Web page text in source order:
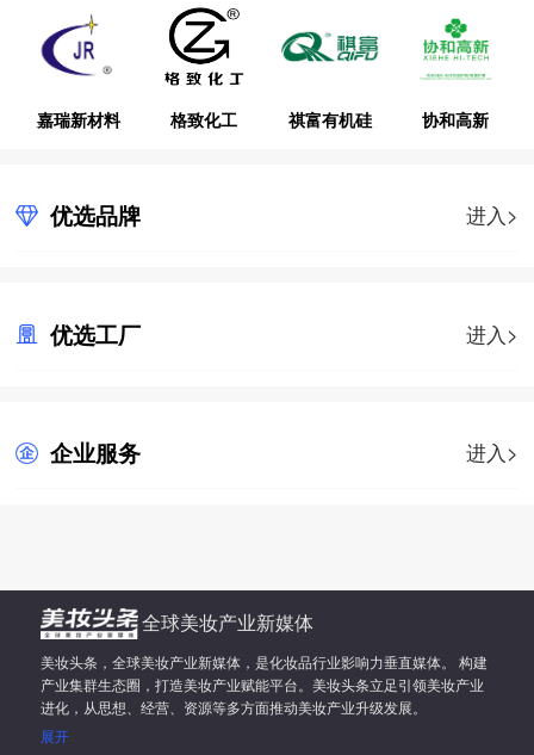
嘉瑞新材料 格致化工 祺富有机硅 协和高新
优选品牌 进入>
优选工厂 进入>
企业服务 进入>
全球美妆产业新媒体
美妆头条，全球美妆产业新媒体，是化妆品行业影响力垂直媒体。 构建
产业集群生态圈，打造美妆产业赋能平台。美妆头条立足引领美妆产业
进化，从思想、经营、资源等多方面推动美妆产业升级发展。
展开